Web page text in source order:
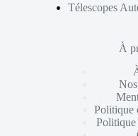
Télescopes
À
Politique
Politique